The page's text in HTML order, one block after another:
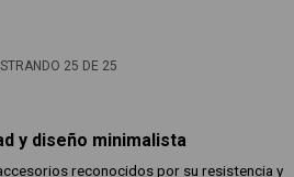
25 DE 25
y diseño minimalista
reconocidos por su resistencia y